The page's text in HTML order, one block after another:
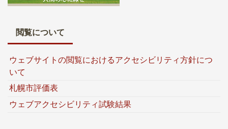
閲覧について
ウェブサイトの閲覧におけるアクセシビリティ方針につ
いて
札幌市評価表
ウェブアクセシビリティ試験結果